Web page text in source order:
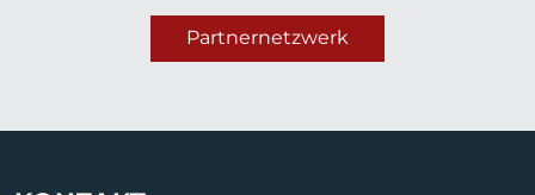
Partnernetzwerk